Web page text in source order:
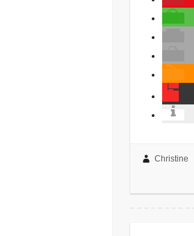
Christine